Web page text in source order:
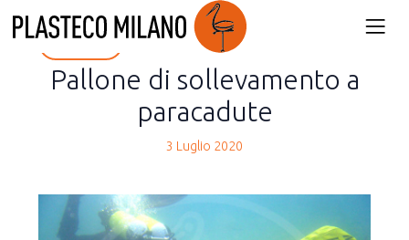
back
Pallone di sollevamento a
paracadute
3 Luglio 2020